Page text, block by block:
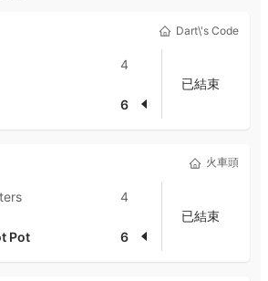
Dart\'s Code
4
6
已結束
火車頭
4
Pot 6
已結束